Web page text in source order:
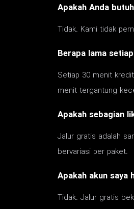
Apakah Anda
Tidak. Kami tidak
Berapa lama
Setiap 30 menit
menit tergantung
Apakah sebagian
Jalur gratis adalah
bervariasi per paket.
Apakah akun saya
Tidak. Jalur gratis